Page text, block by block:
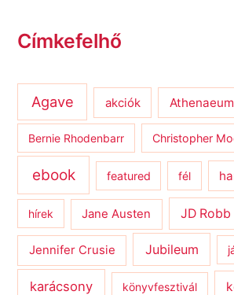
Címkefelhő
Agave akciók Athenaeum
Bernie Rhodenbarr Christopher
ebook featured fél
hírek Jane Austen JD Robb
Jennifer Crusie Jubileum
karácsony könyvfesztivál